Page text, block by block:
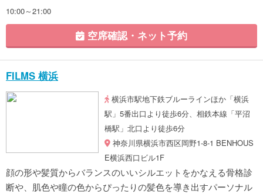
10:00～21:00
空席確認・ネット予約
FILMS 横浜
横浜市駅地下鉄ブルーラインほか「横浜
駅」5番出口より徒歩6分、相鉄本線「平沼
橋駅」北口より徒歩6分
神奈川県横浜市西区岡野1-8-1 BENHOUS
E横浜西口ビル1F
顔の形や髪質からバランスのいいシルエットをかなえる骨格診
断や、肌色や瞳の色からぴったりの髪色を導き出すパーソナル